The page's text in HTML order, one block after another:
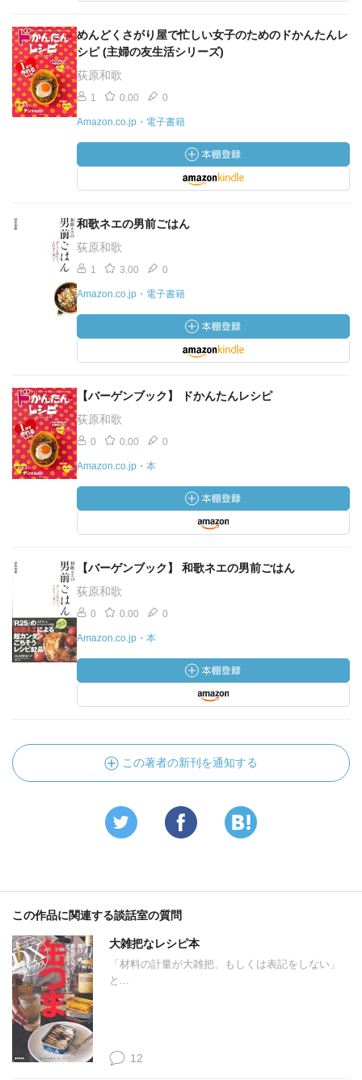
めんどくさがり屋で忙しい女子のためのドかんたんレ
シピ (主婦の友生活シリーズ)
荻原和歌
1 0.00 0
Amazon.co.jp・電子書籍
和歌ネエの男前ごはん
荻原和歌
1 3.00 0
Amazon.co.jp・電子書籍
【バーゲンブック】 ドかんたんレシピ
荻原和歌
0 0.00 0
Amazon.co.jp・本
【バーゲンブック】 和歌ネエの男前ごはん
荻原和歌
0 0.00 0
Amazon.co.jp・本
この著者の新刊を通知する
この作品に関連する談話室の質問
大雑把なレシピ本
「材料の計量が大雑把、もしくは表記をしない」
と...
12